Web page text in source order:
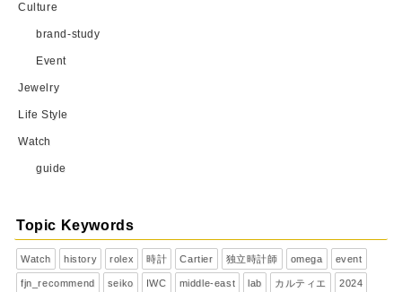
Culture
brand-study
Event
Jewelry
Life Style
Watch
guide
Topic Keywords
Watch history rolex 時計 Cartier 独立時計師 omega event
fjn_recommend seiko IWC middle-east lab カルティエ 2024